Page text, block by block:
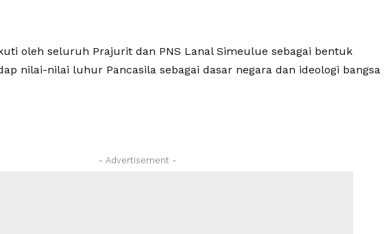
oleh seluruh Prajurit dan PNS Lanal Simeulue sebagai bentuk
nilai-nilai luhur Pancasila sebagai dasar negara dan ideologi bangsa
- Advertisement -